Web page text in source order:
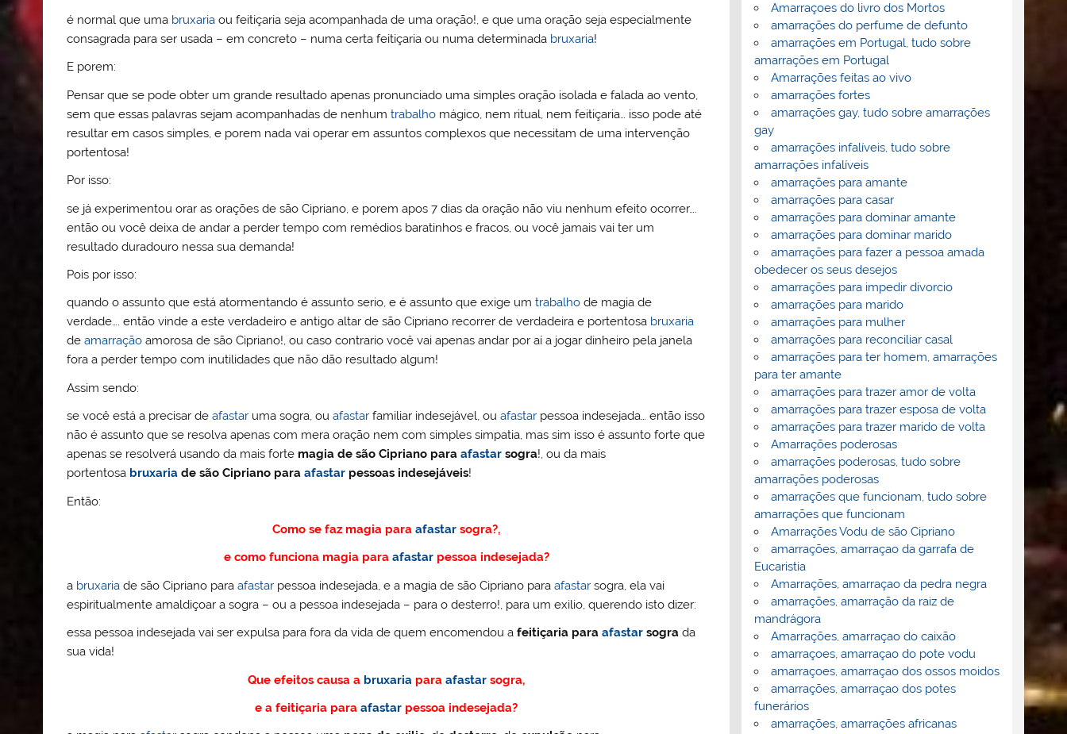
é normal que uma bruxaria ou feitiçaria seja acompanhada de uma oração!, e que uma oração seja especialmente
consagrada para ser usada – em concreto – numa certa feitiçaria ou numa determinada bruxaria!
E porem:
Pensar que se pode obter um grande resultado apenas pronunciado uma simples oração isolada e falada ao vento,
sem que essas palavras sejam acompanhadas de nenhumtrabalho mágico, nem ritual, nem feitiçaria… isso pode até
resultar em casos simples, e porem nada vai operar em assuntos complexos que necessitam de uma intervenção
portentosa!
Por isso:
se já experimentou orar as orações de são Cipriano, e porem apos 7 dias da oração não viu nenhum efeito ocorrer….
então ou você deixa de andar a perder tempo com remédios baratinhos e fracos, ou você jamais vai ter um
resultado duradouro nessa sua demanda!
Pois por isso:
quando o assunto que está atormentando é assunto serio, e é assunto que exige umtrabalho de magia de
verdade…. então vinde a este verdadeiro e antigo altar de são Cipriano recorrer de verdadeira e portentosa bruxaria
deamarração amorosa de são Cipriano!, ou caso contrario você vai apenas andar por aí a jogar dinheiro pela janela
fora a perder tempo com inutilidades que não dão resultado algum!
Assim sendo:
se você está a precisar deafastar uma sogra, ouafastar familiar indesejável, ouafastar pessoa indesejada… então isso
não é assunto que se resolva apenas com mera oração nem com simples simpatia, mas sim isso é assunto forte que
apenas se resolverá usando da mais forte magia de são Cipriano paraafastar sogra!, ou da mais
portentosa bruxaria de são Cipriano paraafastar pessoas indesejáveis!
Então:
Como se faz magia paraafastar sogra?,
e como funciona magia para afastarpessoa indesejada?
a bruxaria de são Cipriano paraafastar pessoa indesejada, e a magia de são Cipriano paraafastar sogra, ela vai
espiritualmente amaldiçoar a sogra – ou a pessoa indesejada – para o desterro!, para um exilio, querendo isto dizer:
essa pessoa indesejada vai ser expulsa para fora da vida de quem encomendou afeitiçaria paraafastar sogra da
sua vida!
Que efeitos causa a bruxaria paraafastar sogra,
e a feitiçaria paraafastar pessoa indesejada?
Amarraçoes do livro dos Mortos
amarrações do perfume de defunto
amarrações em Portugal, tudo sobre
amarrações em Portugal
Amarrações feitas ao vivo
amarrações fortes
amarrações gay, tudo sobre amarrações
gay
amarrações infalíveis, tudo sobre
amarrações infalíveis
amarrações para amante
amarrações para casar
amarrações para dominar amante
amarrações para dominar marido
amarrações para fazer a pessoa amada
obedecer os seus desejos
amarrações para impedir divorcio
amarrações para marido
amarrações para mulher
amarrações para reconciliar casal
amarrações para ter homem, amarrações
para ter amante
amarrações para trazer amor de volta
amarrações para trazer esposa de volta
amarrações para trazer marido de volta
Amarrações poderosas
amarrações poderosas, tudo sobre
amarrações poderosas
amarrações que funcionam, tudo sobre
amarrações que funcionam
Amarrações Vodu de são Cipriano
amarrações, amarraçao da garrafa de
Eucaristia
Amarrações, amarraçao da pedra negra
amarrações, amarração da raiz de
mandrágora
Amarrações, amarraçao do caixão
amarraçoes, amarraçao do pote vodu
amarraçoes, amarraçao dos ossos moidos
amarrações, amarraçao dos potes
funerários
amarrações, amarrações africanas